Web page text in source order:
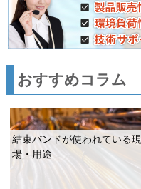
おすすめコラム
結束バンドが使われている現
場・⽤途